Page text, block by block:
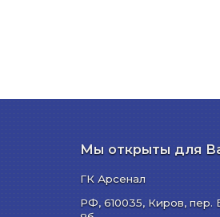
Мы открыты для
ГК Арсенал
РФ, 610035, Киров, пер.